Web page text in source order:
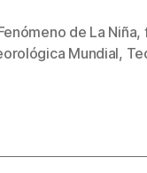
de La Niña,
Mundial,